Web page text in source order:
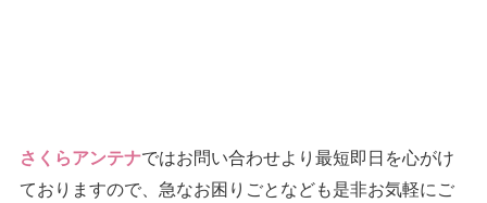
さくらアンテナではお問い合わせより最短即日を心がけ
ておりますので、急なお困りごとなども是非お気軽にご